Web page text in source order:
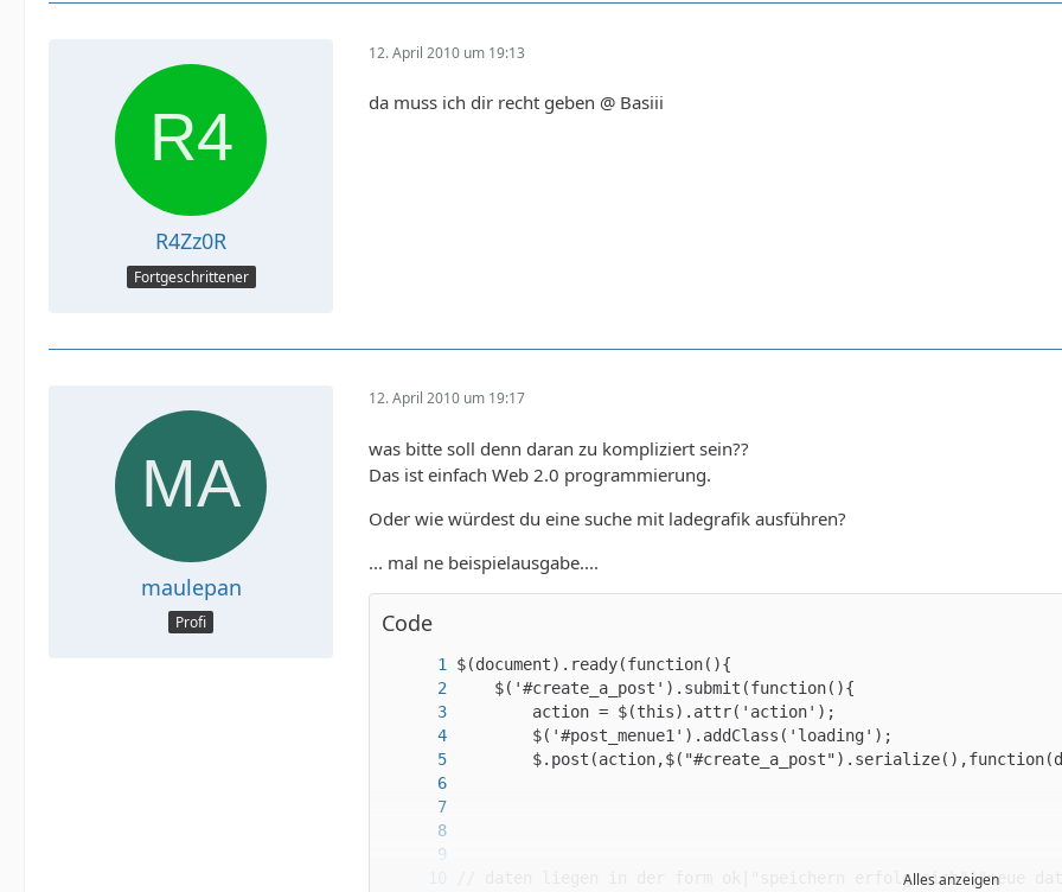
R4Zz0R
Fortgeschrittener
12. April 2010 um 19:13
da muss ich dir recht geben @ Basiii
maulepan
Profi
12. April 2010 um 19:17
was bitte soll denn daran zu kompliziert sein??
Das ist einfach Web 2.0 programmierung.
Oder wie würdest du eine suche mit ladegrafik ausführen?
... mal ne beispielausgabe....
Code
Alles anzeigen